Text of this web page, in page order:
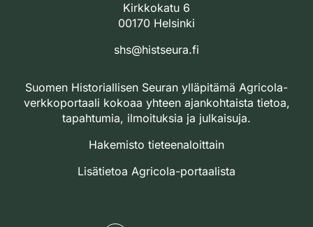
Kirkkokatu 6
00170 Helsinki
shs@histseura.fi
Suomen Historiallisen Seuran ylläpitämä Agricola-
verkkoportaali kokoaa yhteen ajankohtaista tietoa,
tapahtumia, ilmoituksia ja julkaisuja.
Hakemisto tieteenaloittain
Lisätietoa Agricola-portaalista